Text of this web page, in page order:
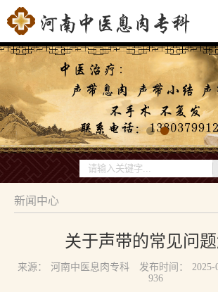
新闻中心
关于声带的常见问
来源： 河南中医息肉专科 发布时间： 2025-
936